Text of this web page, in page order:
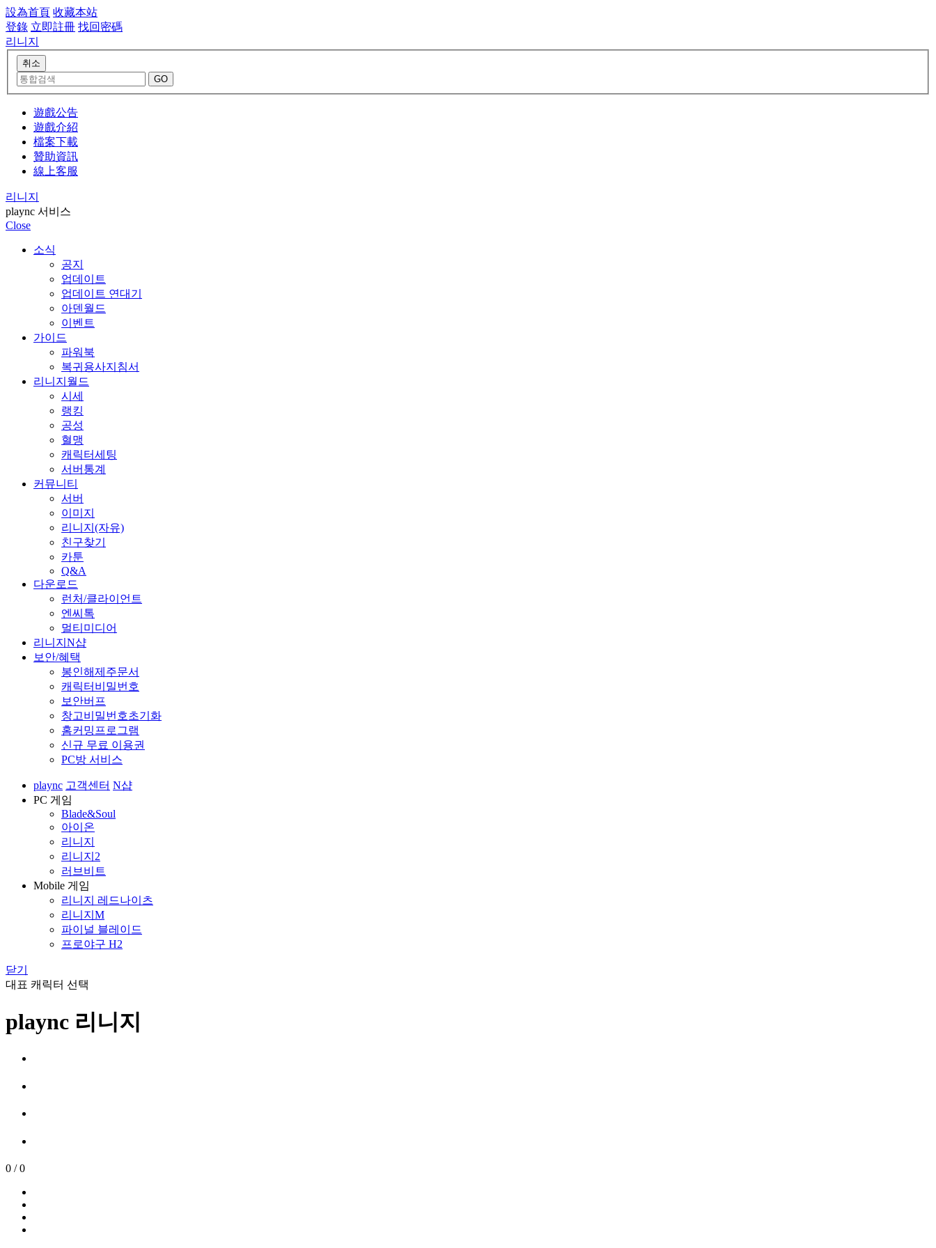
設為首頁 收藏本站
登錄 立即註冊 找回密碼
리니지
遊戲公告
遊戲介紹
檔案下載
贊助資訊
線上客服
리니지
plaync 서비스
Close
소식
공지
업데이트
업데이트 연대기
아덴월드
이벤트
가이드
파워북
복귀용사지침서
리니지월드
시세
랭킹
공성
혈맹
캐릭터세팅
서버통계
커뮤니티
서버
이미지
리니지(자유)
친구찾기
카툰
Q&A
다운로드
런처/클라이언트
엔씨톡
멀티미디어
리니지N샵
보안/혜택
봉인해제주문서
캐릭터비밀번호
보안버프
창고비밀번호초기화
홈커밍프로그램
신규 무료 이용권
PC방 서비스
plaync 고객센터 N샵
PC 게임
Blade&Soul
아이온
리니지
리니지2
러브비트
Mobile 게임
리니지 레드나이츠
리니지M
파이널 블레이드
프로야구 H2
닫기
대표 캐릭터 선택
plaync 리니지
0 / 0